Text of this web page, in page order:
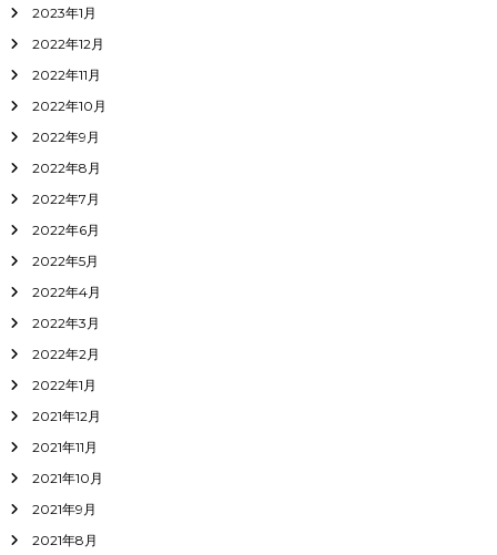
2023年1月
2022年12月
2022年11月
2022年10月
2022年9月
2022年8月
2022年7月
2022年6月
2022年5月
2022年4月
2022年3月
2022年2月
2022年1月
2021年12月
2021年11月
2021年10月
2021年9月
2021年8月